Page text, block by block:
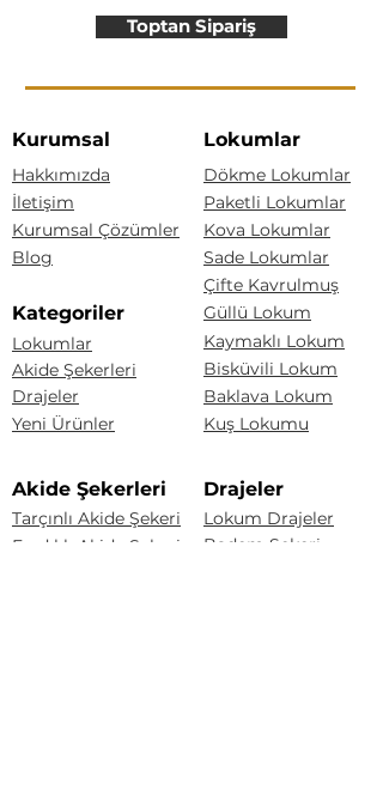
Toptan Sipariş
Kurumsal
Hakkımızda
İletişim
Kurumsal Çözümler
Blog
Lokumlar
Dökme Lokumlar
Paketli Lokumlar
Kova Lokumlar
Sade Lokumlar
Çifte Kavrulmuş
Kategoriler
Lokumlar
Akide Şekerleri
Drajeler
Yeni Ürünler
Güllü Lokum
Kaymaklı Lokum
Bisküvili Lokum
Baklava Lokum
Kuş Lokumu
Akide Şekerleri
Tarçınlı Akide Şekeri
Fındıklı Akide Şekeri
Drajeler
Lokum Drajeler
Badem Şekeri